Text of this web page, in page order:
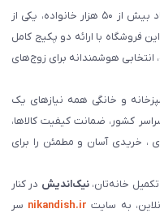
با سال‌ها سابقه و اعتماد بیش از ۵۰ هزار خانواده، یکی از
فروشگاه با ارائه دو پکیج کامل
هوشمندانه برای زوج‌های
و خانگی همه نیازهای یک
کشور، ضمانت کیفیت کالاها،
، خریدی آسان و مطمئن را برای
خانه‌تان،نیک‌اندیش در کنار
به سایت nikandish.ir سر